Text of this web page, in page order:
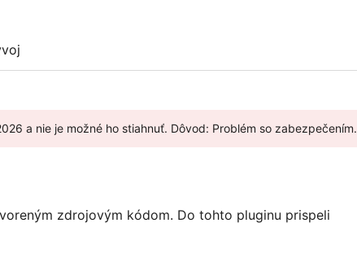
a nie je možné ho stiahnuť. Dôvod: Problém so zabezpečením.
zdrojovým kódom. Do tohto pluginu prispeli